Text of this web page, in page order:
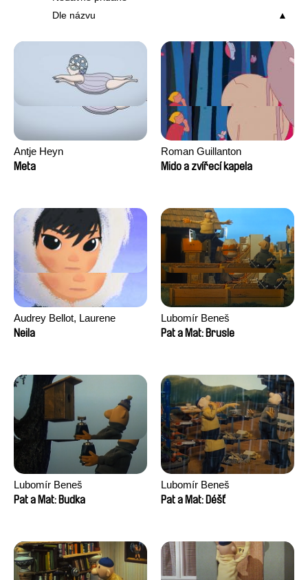
Dle názvu
Antje Heyn
Meta
Roman Guillanton
Mido a zvířecí kapela
Audrey Bellot, Laurene
Desoutter, Amandine
David Tabar, Guillaume
Vezzoli, Eline Zhang
Neila
Lubomír Beneš
Pat a Mat: Brusle
Lubomír Beneš
Pat a Mat: Budka
Lubomír Beneš
Pat a Mat: Déšť